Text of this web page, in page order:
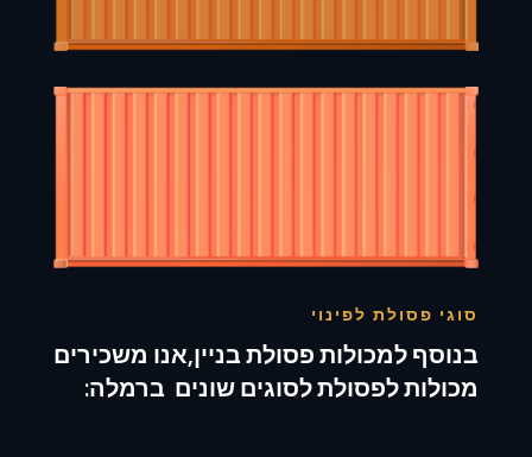
סוגי פסולת לפינוי
בנוסף למכולות פסולת בניין,אנו משכירים
מכולות לפסולת לסוגים שונים ברמלה: